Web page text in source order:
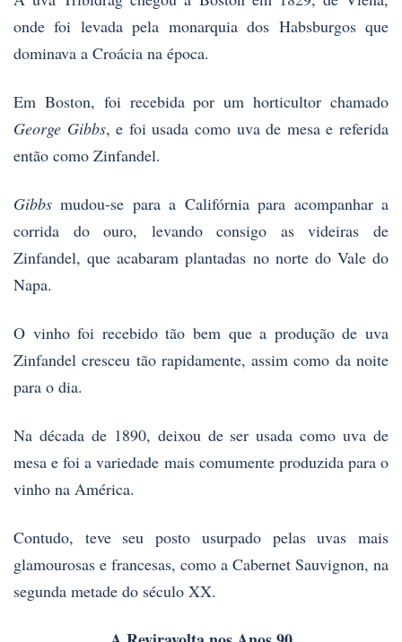
onde foi levada pela monarquia dos Habsburgos que
dominava a Croácia na época.
Em Boston, foi recebida por um horticultor chamado
George Gibbs, e foi usada como uva de mesa e referida
então como Zinfandel.
Gibbsmudou-se para a Califórnia para acompanhar a
corrida do ouro, levando consigo as videiras de
Zinfandel, que acabaram plantadas no norte do Vale do
Napa.
O vinho foi recebido tão bem que a produção de uva
Zinfandel cresceu tão rapidamente, assim como da noite
para o dia.
Na década de 1890, deixou de ser usada como uva de
mesa e foi a variedade mais comumente produzida para o
vinho na América.
Contudo, teve seu posto usurpado pelas uvas mais
glamourosas e francesas, como a Cabernet Sauvignon, na
segunda metade do século XX.